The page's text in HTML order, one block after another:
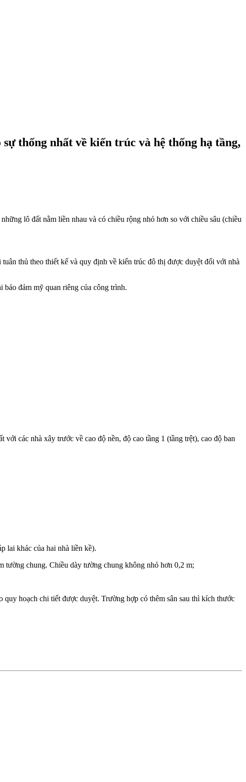
thống nhất về kiến trúc và hệ thống hạ tầng,
lô đất nằm liền nhau và có chiều rộng nhỏ hơn so với chiều sâu (chiều
thủ theo thiết kế và quy định về kiến trúc đô thị được duyệt đối với nhà
đảm mỹ quan riêng của công trình.
các nhà xây trước về cao độ nền, độ cao tầng 1 (tầng trệt), cao độ ban
lai khác của hai nhà liền kề).
tường chung. Chiều dày tường chung không nhỏ hơn 0,2 m;
hoạch chi tiết được duyệt. Trường hợp có thêm sân sau thì kích thước